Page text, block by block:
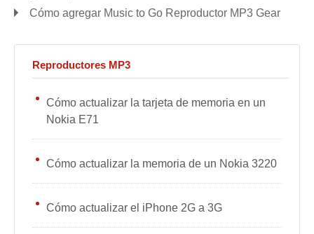
Cómo agregar Music to Go Reproductor MP3 Gear
Reproductores MP3
Cómo actualizar la tarjeta de memoria en un
Nokia E71
Cómo actualizar la memoria de un Nokia 3220
Cómo actualizar el iPhone 2G a 3G